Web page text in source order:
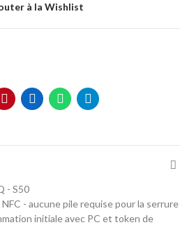
à la Wishlist
- S50
- aucune pile requise pour la serrure
initiale avec PC et token de